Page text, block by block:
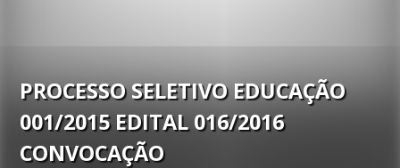
PROCESSO SELETIVO EDUCAÇÃO
001/2015 EDITAL 016/2016
CONVOCAÇÃO